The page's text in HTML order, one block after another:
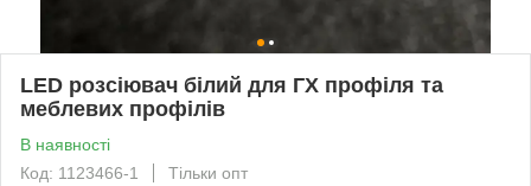
LED розсіювач білий для ГХ профіля та
меблевих профілів
В наявності
Код: 1123466-1
Тільки опт